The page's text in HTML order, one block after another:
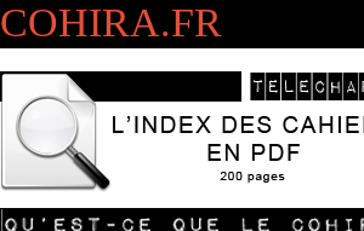
COHIRA.FR